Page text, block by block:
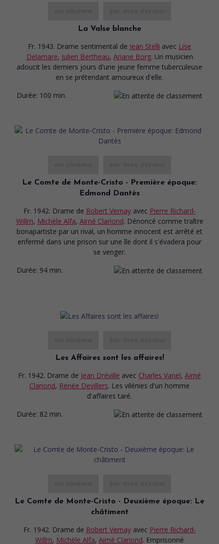
La Valse blanche
Fr. 1943. Drame sentimental de Jean Stelli avec Lise
Delamare, Julien Bertheau, Ariane Borg. Un musicien
adoucit les derniers jours d'une jeune femme tuberculeuse
en se prétendant amoureux d'elle.
Durée: 100 min.
Le Comte de Monte-Cristo - Première époque:
Edmond Dantès
Fr. 1942. Drame de Robert Vernay avec Pierre Richard-
Willm, Michèle Alfa, Aimé Clariond. Dénoncé comme traître
bonapartiste par un rival, un homme innocent est arrêté et
enfermé dans une prison sur une île dont il s'évadera pour
se venger.
Durée: 94 min.
Les Affaires sont les affaires!
Fr. 1942. Drame de Jean Dréville avec Charles Vanel, Aimé
Clariond, Renée Devillers. Les vilénies d'un homme
d'affaires taré.
Durée: 82 min.
Le Comte de Monte-Cristo - Deuxième époque: Le
châtiment
Fr. 1942. Drame de Robert Vernay avec Pierre Richard-
Willm, Michèle Alfa, Aimé Clariond. Emprisonné